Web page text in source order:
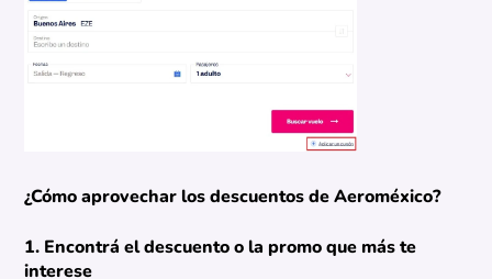
¿Cómo aprovechar los descuentos de Aeroméxico?
1. Encontrá el descuento o la promo que más te
interese